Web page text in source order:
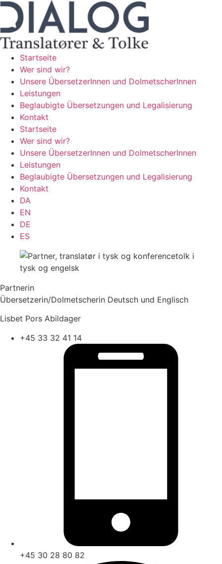
Zum
Inhalt
wechseln
Startseite
Wer sind wir?
Unsere ÜbersetzerInnen und DolmetscherInnen
Leistungen
Beglaubigte Übersetzungen und Legalisierung​
Kontakt
Startseite
Wer sind wir?
Unsere ÜbersetzerInnen und DolmetscherInnen
Leistungen
Beglaubigte Übersetzungen und Legalisierung​
Kontakt
DA
EN
DE
ES
Partnerin
Übersetzerin/Dolmetscherin Deutsch und Englisch
Lisbet Pors Abildager
+45 33 32 41 14
+45 30 28 80 82